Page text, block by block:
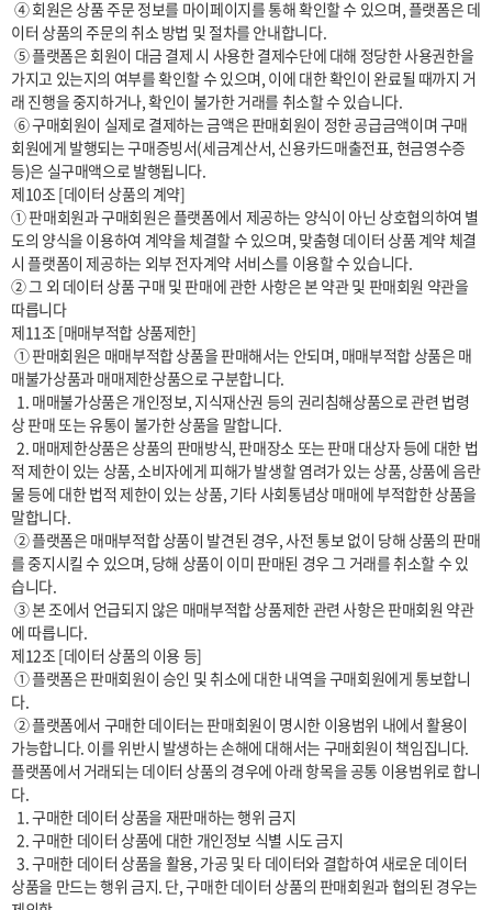
이터 상품의 주문의 취소 방법 및 절차를 안내합니다.
가지고 있는지의 여부를 확인할 수 있으며, 이에 대한 확인이 완료될 때까지 거
래 진행을 중지하거나, 확인이 불가한 거래를 취소할 수 있습니다.
회원에게 발행되는 구매증빙서(세금계산서, 신용카드매출전표, 현금영수증
등)은 실구매액으로 발행됩니다.
제10조 [데이터 상품의 계약]
① 판매회원과 구매회원은 플랫폼에서 제공하는 양식이 아닌 상호협의하여 별
도의 양식을 이용하여 계약을 체결할 수 있으며, 맞춤형 데이터 상품 계약 체결
시 플랫폼이 제공하는 외부 전자계약 서비스를 이용할 수 있습니다.
② 그 외 데이터 상품 구매 및 판매에 관한 사항은 본 약관 및 판매회원 약관을
따릅니다
제11조 [매매부적합 상품제한]
매불가상품과 매매제한상품으로 구분합니다.
상 판매 또는 유통이 불가한 상품을 말합니다.
  2. 매매제한상품은 상품의 판매방식, 판매장소 또는 판매 대상자 등에 대한 법
적 제한이 있는 상품, 소비자에게 피해가 발생할 염려가 있는 상품, 상품에 음란
물 등에 대한 법적 제한이 있는 상품, 기타 사회통념상 매매에 부적합한 상품을
말합니다.
를 중지시킬 수 있으며, 당해 상품이 이미 판매된 경우 그 거래를 취소할 수 있
습니다.
에 따릅니다.
제12조 [데이터 상품의 이용 등]
다.
가능합니다. 이를 위반시 발생하는 손해에 대해서는 구매회원이 책임집니다.
플랫폼에서 거래되는 데이터 상품의 경우에 아래 항목을 공통 이용범위로 합니
다.
  2. 구매한 데이터 상품에 대한 개인정보 식별 시도 금지
  3. 구매한 데이터 상품을 활용, 가공 및 타 데이터와 결합하여 새로운 데이터
상품을 만드는 행위 금지. 단, 구매한 데이터 상품의 판매회원과 협의된 경우는